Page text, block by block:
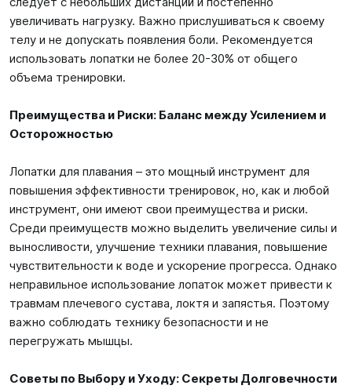
увеличивать нагрузку. Важно прислушиваться к своему
телу и не допускать появления боли. Рекомендуется
использовать лопатки не более 20-30% от общего
объема тренировки.
Преимущества и Риски: Баланс между Усилением и
Осторожностью
Лопатки для плавания – это мощный инструмент для
повышения эффективности тренировок, но, как и любой
инструмент, они имеют свои преимущества и риски.
Среди преимуществ можно выделить увеличение силы и
выносливости, улучшение техники плавания, повышение
чувствительности к воде и ускорение прогресса. Однако
неправильное использование лопаток может привести к
травмам плечевого сустава, локтя и запястья. Поэтому
важно соблюдать технику безопасности и не
перегружать мышцы.
Советы по Выбору и Уходу: Секреты Долговечности